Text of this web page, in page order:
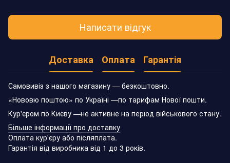
Написати відгук
Доставка Оплата Гарантія
Самовивіз з нашого магазину — безкоштовно.
«Нововю поштою» по Україні —по тарифам Нової пошти.
Кур'єром по Києву —не активне на період військового стану.
Більше інформації про доставку
Оплата кур'єру або післяплата.
Гарантія від виробника від 1 до 3 років.